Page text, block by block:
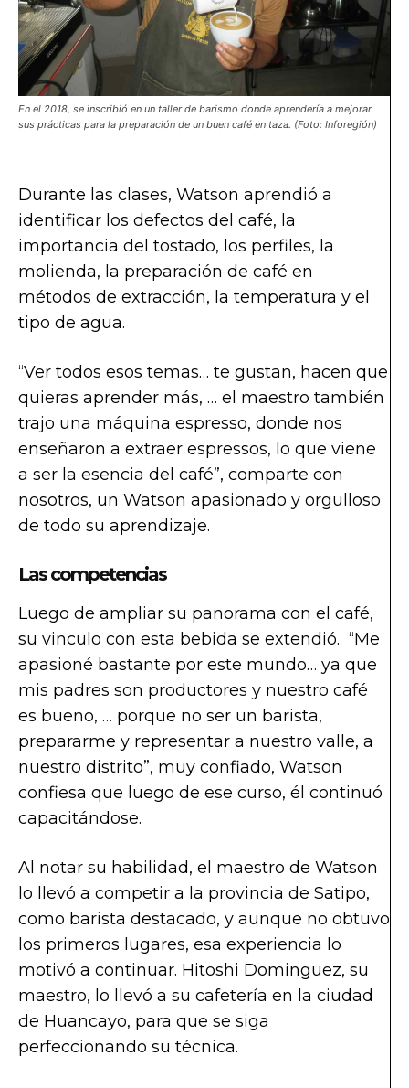
En el 2018, se inscribió en un taller de barismo donde aprendería a mejorar
sus prácticas para la preparación de un buen café en taza. (Foto: Inforegión)
Durante las clases, Watson aprendió a
identificar los defectos del café, la
importancia del tostado, los perfiles, la
molienda, la preparación de café en
métodos de extracción, la temperatura y el
tipo de agua.
“Ver todos esos temas… te gustan, hacen que
quieras aprender más, … el maestro también
trajo una máquina espresso, donde nos
enseñaron a extraer espressos, lo que viene
a ser la esencia del café”, comparte con
nosotros, un Watson apasionado y orgulloso
de todo su aprendizaje.
Las competencias
Luego de ampliar su panorama con el café,
su vinculo con esta bebida se extendió. “Me
apasioné bastante por este mundo… ya que
mis padres son productores y nuestro café
es bueno, … porque no ser un barista,
prepararme y representar a nuestro valle, a
nuestro distrito”, muy confiado, Watson
confiesa que luego de ese curso, él continuó
capacitándose.
Al notar su habilidad, el maestro de Watson
lo llevó a competir a la provincia de Satipo,
como barista destacado, y aunque no obtuvo
los primeros lugares, esa experiencia lo
motivó a continuar. Hitoshi Dominguez, su
maestro, lo llevó a su cafetería en la ciudad
de Huancayo, para que se siga
perfeccionando su técnica.